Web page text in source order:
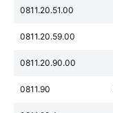
0811.20.51.00
0811.20.59.00
0811.20.90.00
0811.90